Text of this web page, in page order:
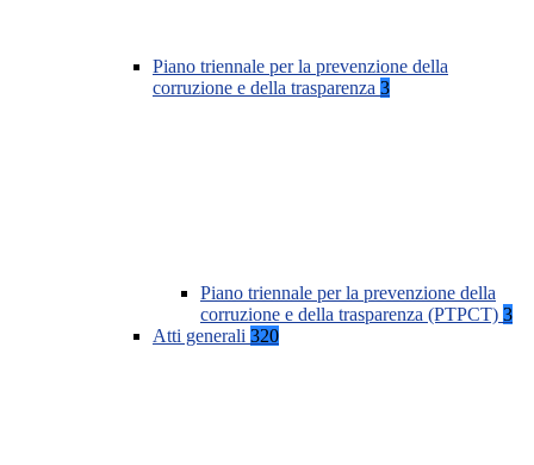
Piano triennale per la prevenzione della
corruzione e della trasparenza 3
Piano triennale per la prevenzione della
corruzione e della trasparenza (PTPCT) 3
Atti generali 320